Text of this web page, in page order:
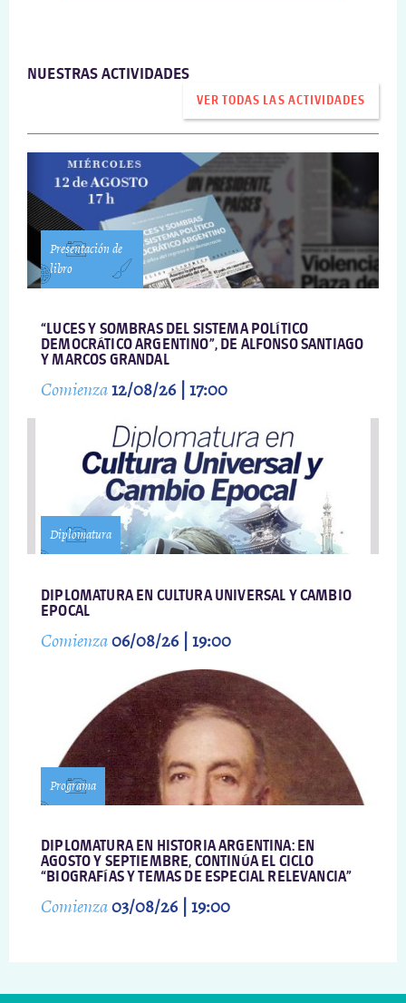
NUESTRAS ACTIVIDADES
VER TODAS LAS ACTIVIDADES
Presentación de
libro
“LUCES Y SOMBRAS DEL SISTEMA POLÍTICO
DEMOCRÁTICO ARGENTINO”, DE ALFONSO SANTIAGO
Y MARCOS GRANDAL
Comienza12/08/26 | 17:00
Diplomatura
DIPLOMATURA EN CULTURA UNIVERSAL Y CAMBIO
EPOCAL
Comienza06/08/26 | 19:00
Programa
DIPLOMATURA EN HISTORIA ARGENTINA: EN
AGOSTO Y SEPTIEMBRE, CONTINÚA EL CICLO
“BIOGRAFÍAS Y TEMAS DE ESPECIAL RELEVANCIA”
Comienza03/08/26 | 19:00